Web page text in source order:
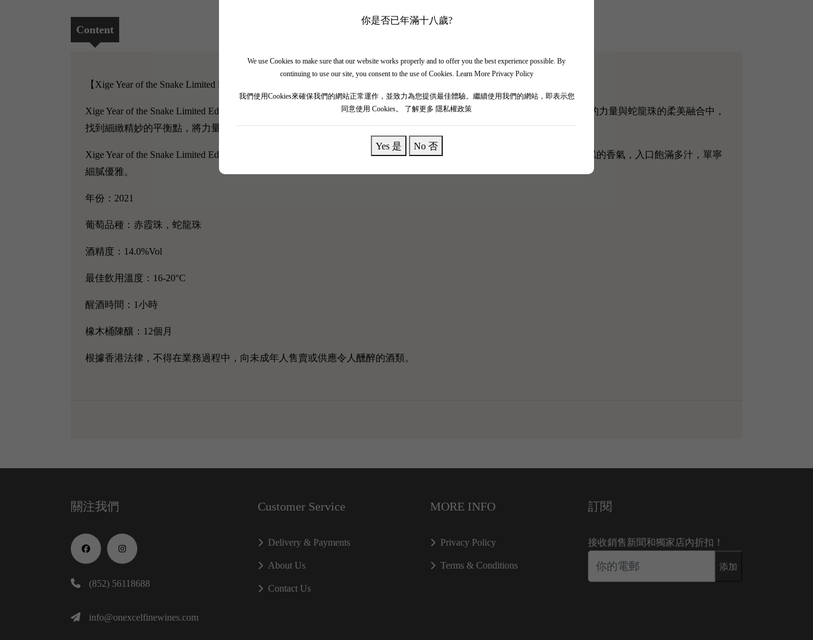
你是否已年滿十八歲?
We use Cookies to make sure that our website works properly and to offer you the best experience possible. By
continuing to use our site, you consent to the use of Cookies. Learn More Privacy Policy
我們使用Cookies來確保我們的網站正常運作，並致力為您提供最佳體驗。繼續使用我們的網站，即表示您
同意使用 Cookies。 了解更多 隱私權政策
Yes 是 No 否
Content
【Xige Year of the Snake Limited Edition 2021】
Xige Year of the Snake Limited Edition 2021 是西鴿首創王冠品種 赤霞珠 與中國特色品種 蛇龍珠 混釀調配方案，在赤霞珠的力量與蛇龍珠的柔美融合中，
找到細緻精妙的平衡點，將力量與柔美的平衡推向新高度，是西鴿經典的標誌性混釀干紅。
Xige Year of the Snake Limited Edition 2021香氣濃郁，有黑色水果的香氣如黑莓，黑李子，同時又伴有雪松，香料，紅棗糕的香氣，入口飽滿多汁，單寧
細膩優雅。
年份：2021
葡萄品種：赤霞珠，蛇龍珠
酒精度：14.0%Vol
最佳飲用溫度：16-20°C
醒酒時間：1小時
橡木桶陳釀：12個月
根據香港法律，不得在業務過程中，向未成年人售賣或供應令人醺醉的酒類。
關注我們
(852) 56118688
info@onexcelfinewines.com
Customer Service
Delivery & Payments
About Us
Contact Us
MORE INFO
Privacy Policy
Terms & Conditions
訂閱
接收銷售新聞和獨家店內折扣！
添加